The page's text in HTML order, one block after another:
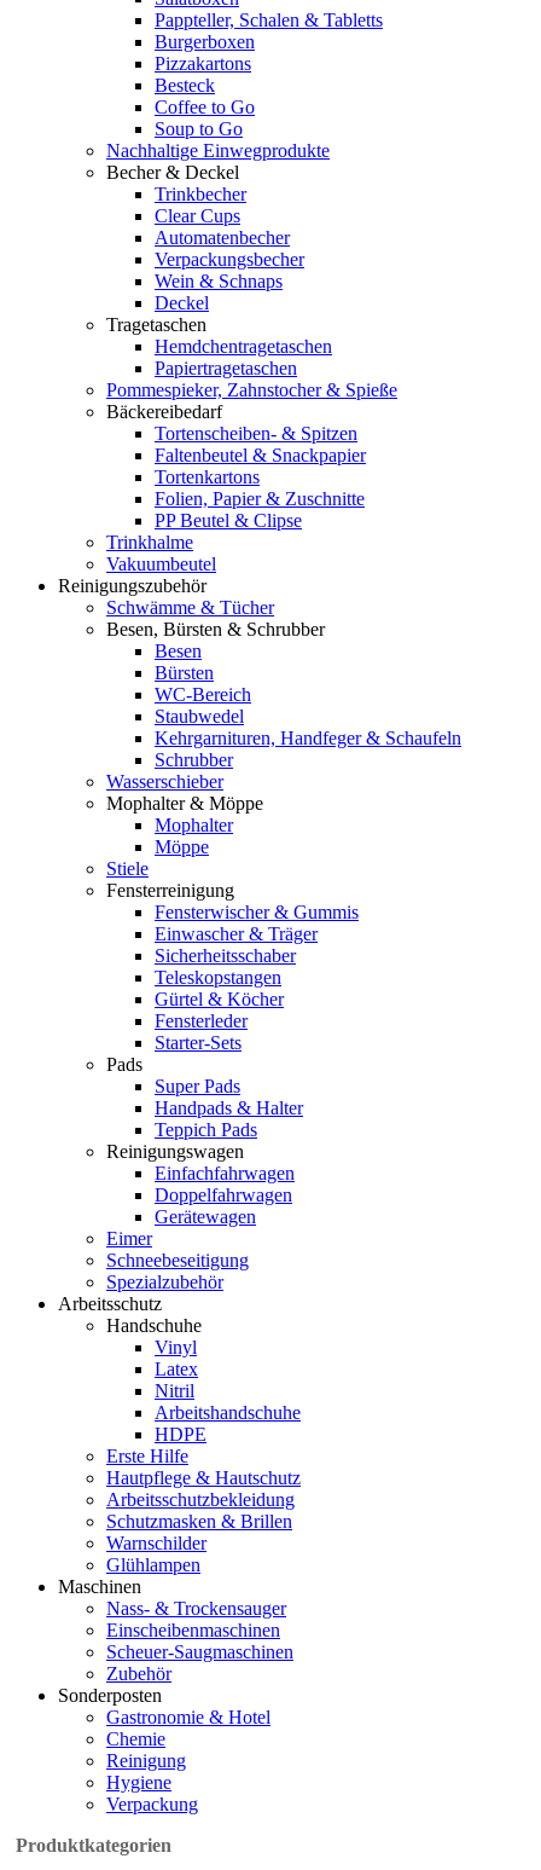
Pappteller, Schalen & Tabletts
Burgerboxen
Pizzakartons
Besteck
Coffee to Go
Soup to Go
Nachhaltige Einwegprodukte
Becher & Deckel
Trinkbecher
Clear Cups
Automatenbecher
Verpackungsbecher
Wein & Schnaps
Deckel
Tragetaschen
Hemdchentragetaschen
Papiertragetaschen
Pommespieker, Zahnstocher & Spieße
Bäckereibedarf
Tortenscheiben- & Spitzen
Faltenbeutel & Snackpapier
Tortenkartons
Folien, Papier & Zuschnitte
PP Beutel & Clipse
Trinkhalme
Vakuumbeutel
Reinigungszubehör
Schwämme & Tücher
Besen, Bürsten & Schrubber
Besen
Bürsten
WC-Bereich
Staubwedel
Kehrgarnituren, Handfeger & Schaufeln
Schrubber
Wasserschieber
Mophalter & Möppe
Mophalter
Möppe
Stiele
Fensterreinigung
Fensterwischer & Gummis
Einwascher & Träger
Sicherheitsschaber
Teleskopstangen
Gürtel & Köcher
Fensterleder
Starter-Sets
Pads
Super Pads
Handpads & Halter
Teppich Pads
Reinigungswagen
Einfachfahrwagen
Doppelfahrwagen
Gerätewagen
Eimer
Schneebeseitigung
Spezialzubehör
Arbeitsschutz
Handschuhe
Vinyl
Latex
Nitril
Arbeitshandschuhe
HDPE
Erste Hilfe
Hautpflege & Hautschutz
Arbeitsschutzbekleidung
Schutzmasken & Brillen
Warnschilder
Glühlampen
Maschinen
Nass- & Trockensauger
Einscheibenmaschinen
Scheuer-Saugmaschinen
Zubehör
Sonderposten
Gastronomie & Hotel
Chemie
Reinigung
Hygiene
Verpackung
Produktkategorien